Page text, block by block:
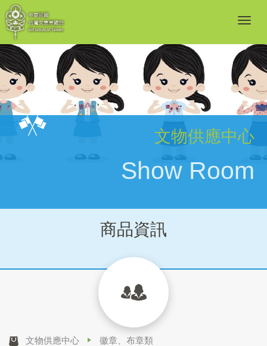
文物供應中心
Show Room
商品資訊
文物供應中心 徽章、布章類